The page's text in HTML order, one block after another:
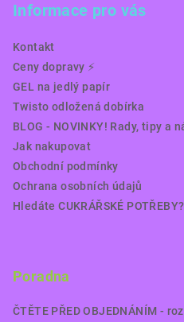
Informace pro vás
Kontakt
Ceny dopravy ⚡️
GEL na jedlý papír
Twisto odložená dobírka
BLOG - NOVINKY! Rady, tipy a
Jak nakupovat
Obchodní podmínky
Ochrana osobních údajů
Hledáte CUKRÁŘSKÉ POTŘEBY?
Poradna
ČTĚTE PŘED OBJEDNÁNÍM -